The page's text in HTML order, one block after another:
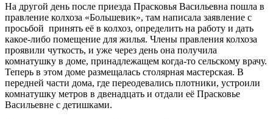
На другой день после приезда Прасковья Васильевна пошла в
правление колхоза «Большевик», там написала заявление с
просьбой принять её в колхоз, определить на работу и дать
какое-либо помещение для жилья. Члены правления колхоза
проявили чуткость, и уже через день она получила
комнатушку в доме, принадлежащем когда-то сельскому врачу.
Теперь в этом доме размещалась столярная мастерская. В
передней части дома, где переодевались плотники, устроили
комнатушку метров в двенадцать и отдали её Прасковье
Васильевне с детишками.